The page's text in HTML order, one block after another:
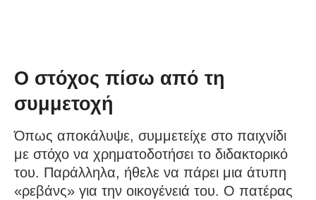
Ο στόχος πίσω από τη
συμμετοχή
Όπως αποκάλυψε, συμμετείχε στο παιχνίδι
με στόχο να χρηματοδοτήσει το διδακτορικό
του. Παράλληλα, ήθελε να πάρει μια άτυπη
«ρεβάνς» για την οικογένειά του. Ο πατέρας